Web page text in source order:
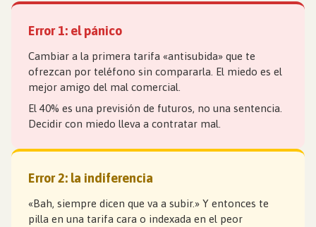
Error 1: el pánico
Cambiar a la primera tarifa «antisubida» que te
ofrezcan por teléfono sin compararla. El miedo es el
mejor amigo del mal comercial.
El 40% es una previsión de futuros, no una sentencia.
Decidir con miedo lleva a contratar mal.
Error 2: la indiferencia
«Bah, siempre dicen que va a subir.» Y entonces te
pilla en una tarifa cara o indexada en el peor